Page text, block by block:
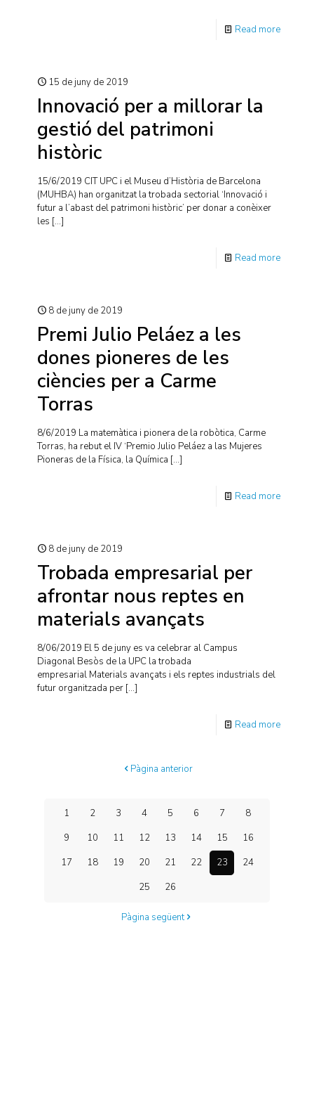
Read more
15 de juny de 2019
Innovació per a millorar la
gestió del patrimoni
històric
15/6/2019 CIT UPC i el Museu d’Història de Barcelona
(MUHBA) han organitzat la trobada sectorial ‘Innovació i
futur a l’abast del patrimoni històric’ per donar a conèixer
les […]
Read more
8 de juny de 2019
Premi Julio Peláez a les
dones pioneres de les
ciències per a Carme
Torras
8/6/2019 La matemàtica i pionera de la robòtica, Carme
Torras, ha rebut el IV ‘Premio Julio Peláez a las Mujeres
Pioneras de la Física, la Química […]
Read more
8 de juny de 2019
Trobada empresarial per
afrontar nous reptes en
materials avançats
8/06/2019 El 5 de juny es va celebrar al Campus
Diagonal Besòs de la UPC la trobada
empresarial Materials avançats i els reptes industrials del
futur organitzada per […]
Read more
Pàgina anterior
1 2 3 4 5 6 7
8
9
10 11 12 13 14 15
16
17
18 19 20 21 22 23
24
25
26
Pàgina següent